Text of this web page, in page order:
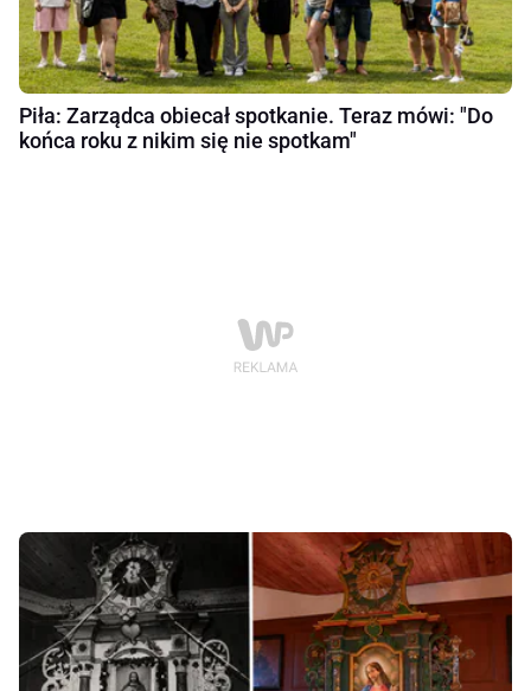
Piła: Zarządca obiecał spotkanie. Teraz mówi: "Do
końca roku z nikim się nie spotkam"